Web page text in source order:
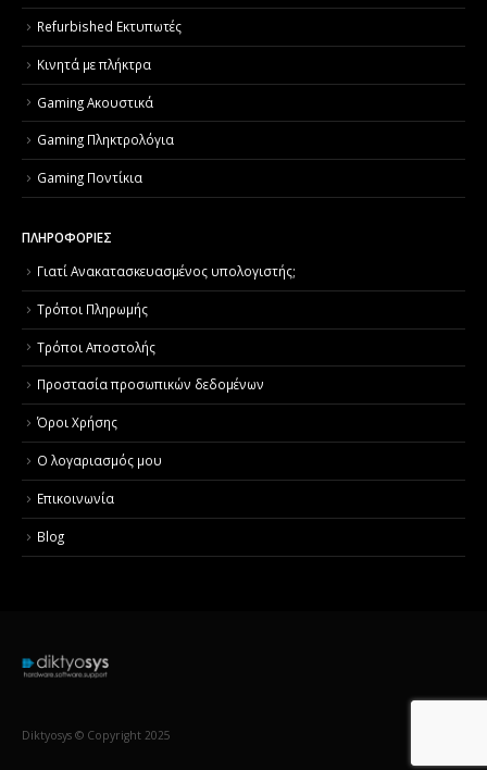
Refurbished Εκτυπωτές
Κινητά με πλήκτρα
Gaming Ακουστικά
Gaming Πληκτρολόγια
Gaming Ποντίκια
ΠΛΗΡΟΦΟΡΙΕΣ
Γιατί Aνακατασκευασμένος υπολογιστής;
Τρόποι Πληρωμής
Τρόποι Αποστολής
Προστασία προσωπικών δεδομένων
Όροι Χρήσης
Ο λογαριασμός μου
Επικοινωνία
Blog
Diktyosys © Copyright 2025